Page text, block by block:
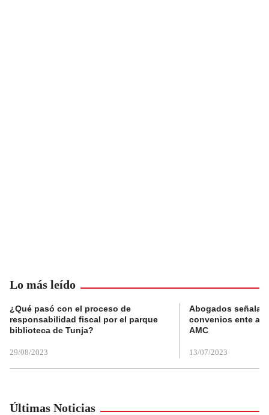
Lo más leído
¿Qué pasó con el proceso de
responsabilidad fiscal por el parque
biblioteca de Tunja?
29/08/2023
Abogados
convenios ente
AMC
13/07/2023
Últimas Noticias